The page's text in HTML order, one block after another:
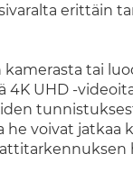
erittäin
tai
UHD -
voivat jatkaa